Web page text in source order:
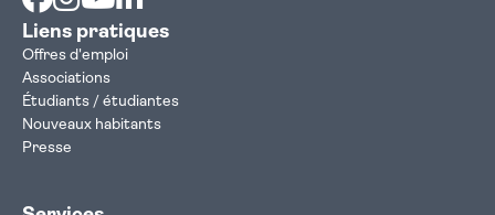
Liens pratiques
Offres d'emploi
Associations
Étudiants / étudiantes
Nouveaux habitants
Presse